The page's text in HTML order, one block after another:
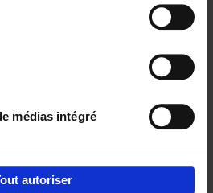
médias intégré
autoriser
marketing like a PRO -
revised edition (EN)